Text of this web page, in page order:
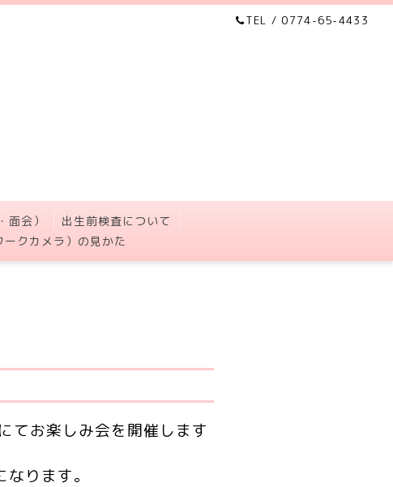
TEL / 0774-65-4433
会）
出生前検査について
クカメラ）の見かた
てお楽しみ会を開催します
ります。